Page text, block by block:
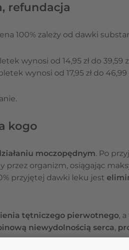
refundacja
100% zależy od dawki
wynosi od 14,95 zł do 39,59
wynosi od 17,95 zł do 46,99
kogo
moczopędnym. Po
przez organizm, osiągając
przyjętej dawki leku jest
tętniczego pierwotnego,
niewydolnością serca,